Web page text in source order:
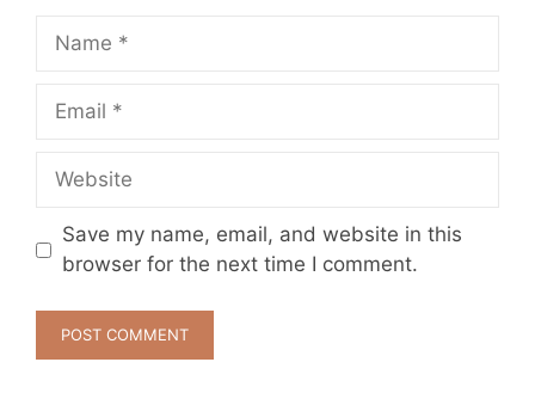
Name
Email
Website
Save my name, email, and website in this
browser for the next time I comment.